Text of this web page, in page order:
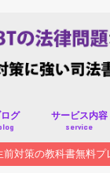
グ サービス内容
service
対策の教科書無料プ